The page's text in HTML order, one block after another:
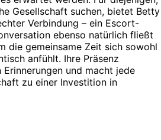
Gesellschaft suchen, bietet Betty
Verbindung – ein Escort-
ebenso natürlich fließt
die gemeinsame Zeit sich sowohl
anfühlt. Ihre Präsenz
und macht jede
zu einer Investition in